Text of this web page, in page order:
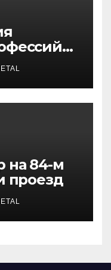
на 84-м
проезд